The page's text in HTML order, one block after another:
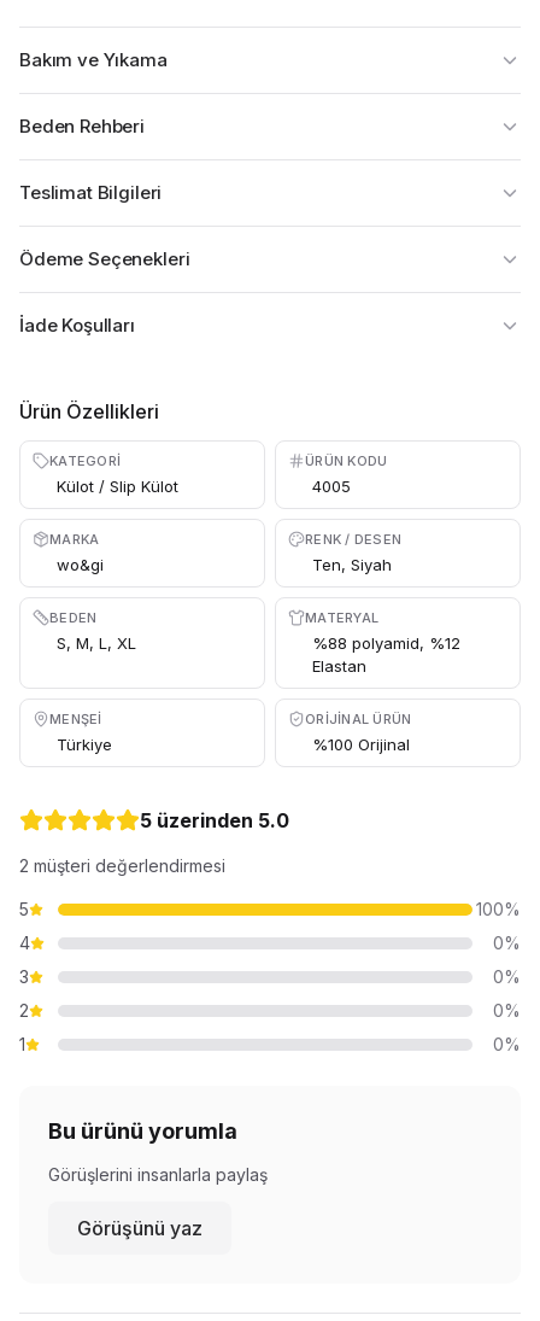
Bakım ve Yıkama
Beden Rehberi
Teslimat Bilgileri
Ödeme Seçenekleri
İade Koşulları
Ürün Özellikleri
KATEGORI
Külot / Slip Külot
ÜRÜN KODU
4005
MARKA
wo&gi
RENK / DESEN
Ten, Siyah
BEDEN
S, M, L, XL
MATERYAL
%88 polyamid, %12
Elastan
MENŞEI
Türkiye
ORIJINAL ÜRÜN
%100 Orijinal
5 üzerinden 5.0
2 müşteri değerlendirmesi
5 100%
4
0%
3
0%
2
0%
1
0%
Bu ürünü yorumla
Görüşlerini insanlarla paylaş
Görüşünü yaz